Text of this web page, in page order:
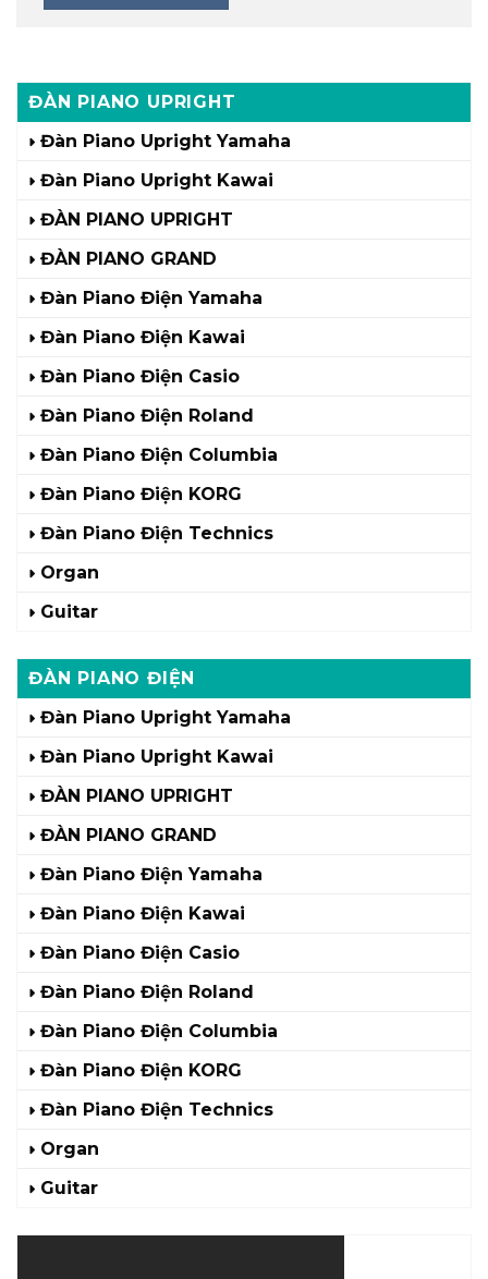
ĐÀN PIANO UPRIGHT
Đàn Piano Upright Yamaha
Đàn Piano Upright Kawai
ĐÀN PIANO UPRIGHT
ĐÀN PIANO GRAND
Đàn Piano Điện Yamaha
Đàn Piano Điện Kawai
Đàn Piano Điện Casio
Đàn Piano Điện Roland
Đàn Piano Điện Columbia
Đàn Piano Điện KORG
Đàn Piano Điện Technics
Organ
Guitar
ĐÀN PIANO ĐIỆN
Đàn Piano Upright Yamaha
Đàn Piano Upright Kawai
ĐÀN PIANO UPRIGHT
ĐÀN PIANO GRAND
Đàn Piano Điện Yamaha
Đàn Piano Điện Kawai
Đàn Piano Điện Casio
Đàn Piano Điện Roland
Đàn Piano Điện Columbia
Đàn Piano Điện KORG
Đàn Piano Điện Technics
Organ
Guitar